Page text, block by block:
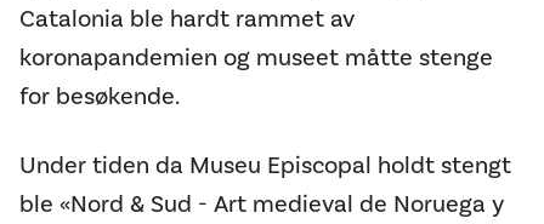
Catalonia ble hardt rammet av
koronapandemien og museet måtte stenge
for besøkende.
Under tiden da Museu Episcopal holdt stengt
ble «Nord & Sud - Art medieval de Noruega y